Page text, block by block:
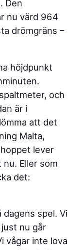
Den
nu värd 964
drömgräns –
höjdpunkt
och
är i
att det
Malta,
lever
Eller som
det:
spel. Vi
nu går
vågar inte lova